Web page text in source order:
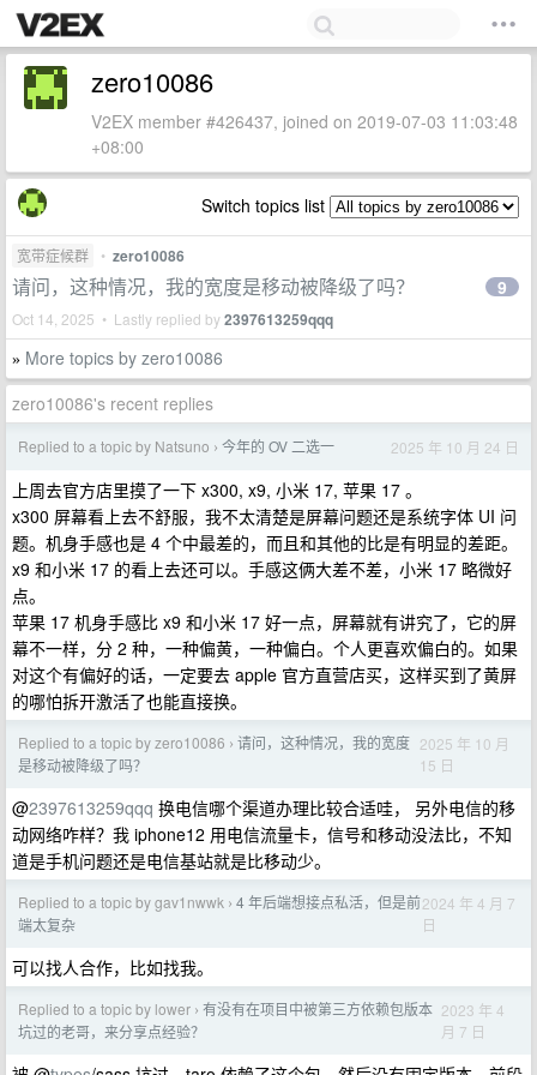
zero10086
V2EX member #426437, joined on 2019-07-03 11:03:48
+08:00
Switch topics list
宽带症候群 • zero10086
请问，这种情况，我的宽度是移动被降级了吗？
Oct 14, 2025 • Lastly replied by2397613259qqq
9
» More topics by zero10086
zero10086's recent replies
Replied to a topic by Natsuno › 今年的 OV 二选一 2025 年 10 月 24 日
上周去官方店里摸了一下 x300, x9, 小米 17, 苹果 17 。
x300 屏幕看上去不舒服，我不太清楚是屏幕问题还是系统字体 UI 问
题。机身手感也是 4 个中最差的，而且和其他的比是有明显的差距。
x9 和小米 17 的看上去还可以。手感这俩大差不差，小米 17 略微好
点。
苹果 17 机身手感比 x9 和小米 17 好一点，屏幕就有讲究了，它的屏
幕不一样，分 2 种，一种偏黄，一种偏白。个人更喜欢偏白的。如果
对这个有偏好的话，一定要去 apple 官方直营店买，这样买到了黄屏
的哪怕拆开激活了也能直接换。
Replied to a topic by zero10086 › 请问，这种情况，我的宽度
是移动被降级了吗？
2025 年 10 月
15 日
@2397613259qqq 换电信哪个渠道办理比较合适哇， 另外电信的移
动网络咋样？我 iphone12 用电信流量卡，信号和移动没法比，不知
道是手机问题还是电信基站就是比移动少。
Replied to a topic by gav1nwwk › 4 年后端想接点私活，但是前
端太复杂
2024 年 4 月 7
日
可以找人合作，比如找我。
Replied to a topic by lower › 有没有在项目中被第三方依赖包版本
坑过的老哥，来分享点经验？
2023 年 4
月 7 日